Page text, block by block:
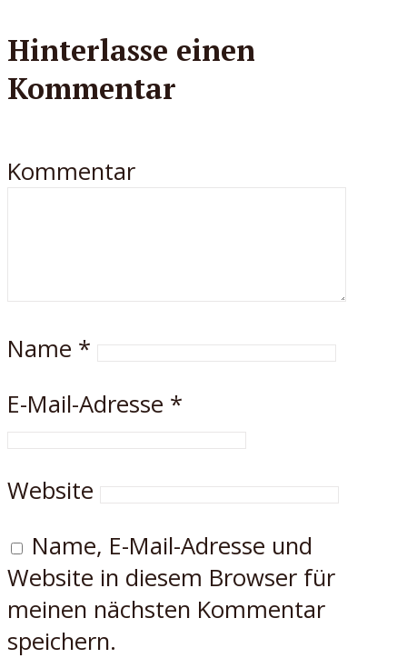
Hinterlasse einen
Kommentar
Kommentar
Name *
E-Mail-Adresse *
Website
Name, E-Mail-Adresse und
Website in diesem Browser für
meinen nächsten Kommentar
speichern.